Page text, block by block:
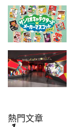
熱門文章